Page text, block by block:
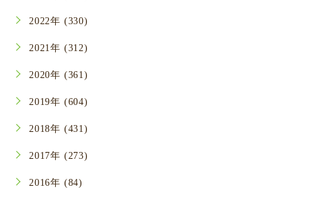
2022年 (330)
2021年 (312)
2020年 (361)
2019年 (604)
2018年 (431)
2017年 (273)
2016年 (84)